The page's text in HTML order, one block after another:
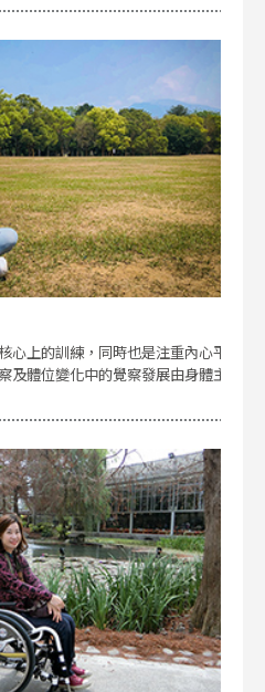
心上的訓練，同時也是注重內心平
及體位變化中的覺察發展由身體主